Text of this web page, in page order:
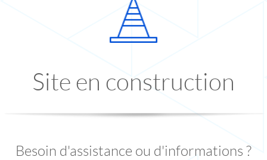
Site en construction
Besoin d'assistance ou d'informations ?